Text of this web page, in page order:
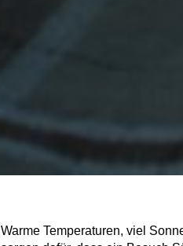
Warme Temperaturen, viel